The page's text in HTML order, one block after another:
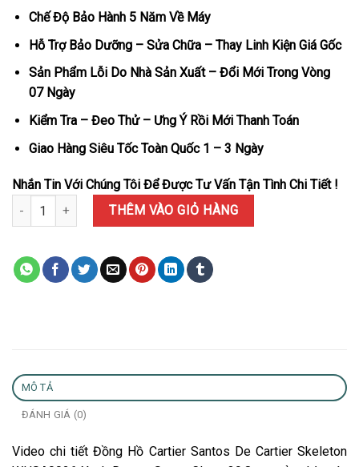
Chế Độ Bảo Hành 5 Năm Về Máy
Hỗ Trợ Bảo Dưỡng – Sửa Chữa – Thay Linh Kiện Giá Gốc
Sản Phẩm Lỗi Do Nhà Sản Xuất – Đổi Mới Trong Vòng
07 Ngày
Kiểm Tra – Đeo Thử – Ưng Ý Rồi Mới Thanh Toán
Giao Hàng Siêu Tốc Toàn Quốc 1 – 3 Ngày
Nhắn Tin Với Chúng Tôi Để Được Tư Vấn Tận Tình Chi Tiết !
Đồng Hồ Cartier Santos De Cartier Skeleton WHSA0026 Xanh
THÊM VÀO GIỎ HÀNG
MÔ TẢ
ĐÁNH GIÁ (0)
Video chi tiết Đồng Hồ Cartier Santos De Cartier Skeleton